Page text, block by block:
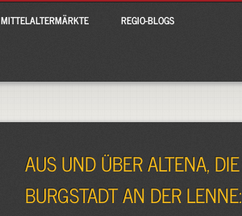
MITTELALTERMÄRKTE REGIO-BLOGS
AUS UND ÜBER ALTENA, DIE
BURGSTADT AN DER LENNE: